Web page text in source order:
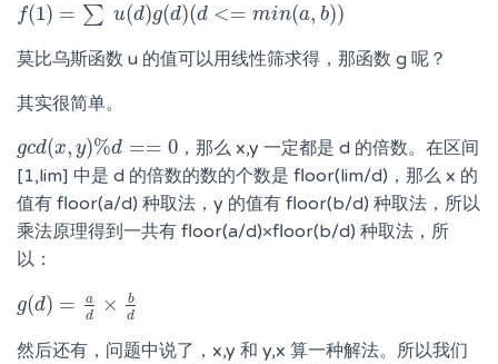
f(1) = ∑ u(d)g(d)(d <= min(a, b))
f(1) = ∑ (d ) g(d)(d<=min a,b)
莫比乌斯函数 u 的值可以用线性筛求得，那函数 g 呢？
其实很简单。
gcd(x, y)%d == 0
gcd(x,y)%d==0
，那么 x,y 一定都是 d 的倍数。在区间
[1,lim] 中是 d 的倍数的数的个数是 floor(lim/d)，那么 x 的
值有 floor(a/d) 种取法，y 的值有 floor(b/d) 种取法，所以
乘法原理得到一共有 floor(a/d)×floor(b/d) 种取法，所
以：
g(d) =
a
d
×
b
d
g(d)=ad ×b d
然后还有，问题中说了，x,y 和 y,x 算一种解法。所以我们